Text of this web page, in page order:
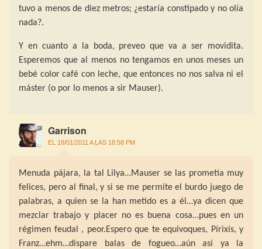
tuvo a menos de diez metros; ¿estaría constipado y no olía
nada?.
Y en cuanto a la boda, preveo que va a ser movidita.
Esperemos que al menos no tengamos en unos meses un
bebé color café con leche, que entonces no nos salva ni el
máster (o por lo menos a sir Mauser).
Garrison
EL 18/01/2011 A LAS 18:58 PM
Menuda pájara, la tal Lilya…Mauser se las prometía muy
felices, pero al final, y si se me permite el burdo juego de
palabras, a quien se la han metido es a él…ya dicen que
mezclar trabajo y placer no es buena cosa…pues en un
régimen feudal , peor.Espero que te equivoques, Pírixis, y
Franz…ehm…dispare balas de fogueo…aún así ya la